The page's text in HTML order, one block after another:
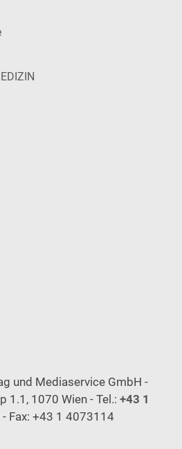
und Mediaservice GmbH -
1.1, 1070 Wien - Tel.: +43 1
- Fax: +43 1 4073114